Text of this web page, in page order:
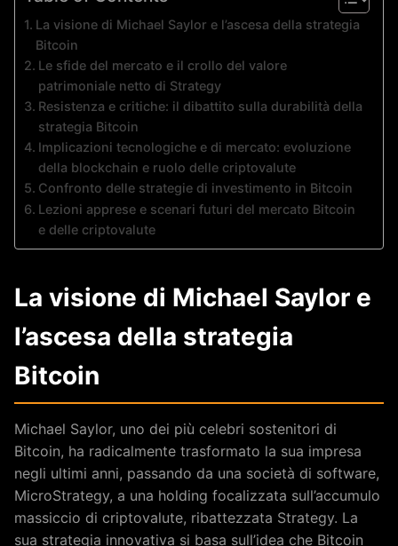
La visione di Michael Saylor e l’ascesa della strategia
Bitcoin
Le sfide del mercato e il crollo del valore
patrimoniale netto di Strategy
Resistenza e critiche: il dibattito sulla durabilità della
strategia Bitcoin
Implicazioni tecnologiche e di mercato: evoluzione
della blockchain e ruolo delle criptovalute
Confronto delle strategie di investimento in Bitcoin
Lezioni apprese e scenari futuri del mercato Bitcoin
e delle criptovalute
La visione di Michael Saylor e
l’ascesa della strategia
Bitcoin
Michael Saylor, uno dei più celebri sostenitori di
Bitcoin, ha radicalmente trasformato la sua impresa
negli ultimi anni, passando da una società di software,
MicroStrategy, a una holding focalizzata sull’accumulo
massiccio di criptovalute, ribattezzata Strategy. La
sua strategia innovativa si basa sull’idea che Bitcoin